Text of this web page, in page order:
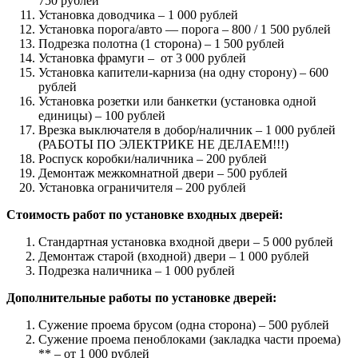
Установка доводчика – 1 000 рублей
Установка порога/авто — порога – 800 / 1 500 рублей
Подрезка полотна (1 сторона) – 1 500 рублей
Установка фрамуги – от 3 000 рублей
Установка капители-карниза (на одну сторону) – 600
рублей
Установка розетки или банкетки (установка одной
единицы) – 100 рублей
Врезка выключателя в добор/наличник – 1 000 рублей
(РАБОТЫ ПО ЭЛЕКТРИКЕ НЕ ДЕЛАЕМ!!!)
Роспуск коробки/наличника – 200 рублей
Демонтаж межкомнатной двери – 500 рублей
Установка ограничителя – 200 рублей
Стоимость работ по установке входных дверей:
Стандартная установка входной двери – 5 000 рублей
Демонтаж старой (входной) двери – 1 000 рублей
Подрезка наличника – 1 000 рублей
Дополнительные работы по установке дверей:
Сужение проема брусом (одна сторона) – 500 рублей
Сужение проема пеноблоками (закладка части проема)
** – от 1 000 рублей